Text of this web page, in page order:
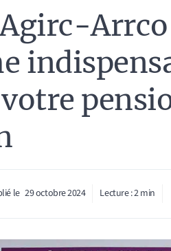
le 29 octobre 2024 Lecture :2min